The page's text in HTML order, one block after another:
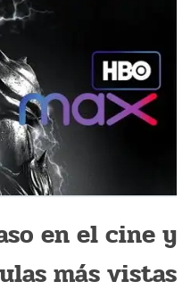
en el cine y
más vistas